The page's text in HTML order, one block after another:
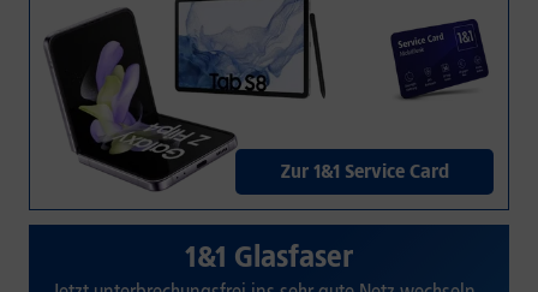
Zur 1&1 Service Card
1&1 Glasfaser